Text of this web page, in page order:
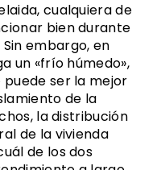
cualquiera de
bien durante
embargo, en
un «frío húmedo»,
ser la mejor
de la
la distribución
de la vivienda
de los dos